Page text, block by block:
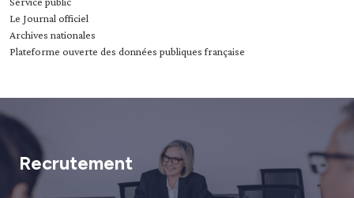
Le Journal officiel
Archives nationales
Plateforme ouverte des données publiques française
Recrutement